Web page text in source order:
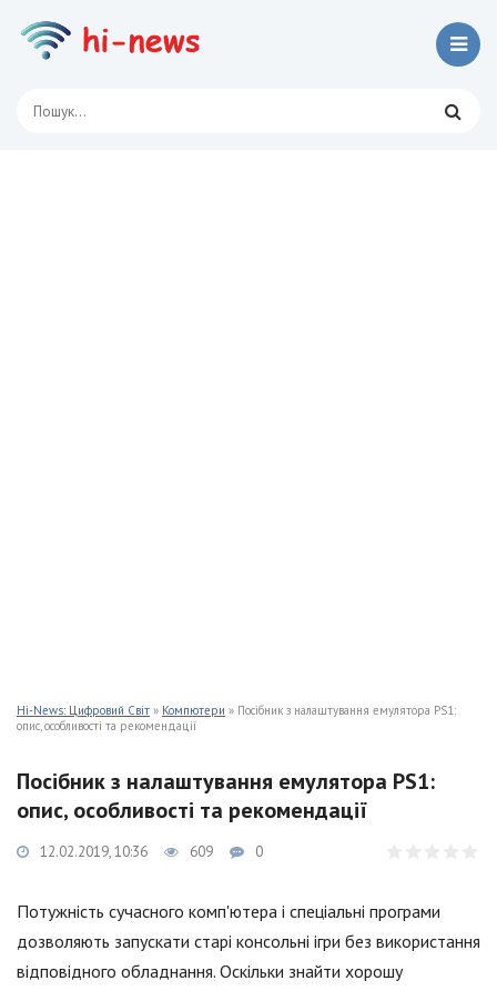
Hi-News: Цифровий Світ » Компютери » Посібник з налаштування емулятора PS1:
опис, особливості та рекомендації
Посібник з налаштування емулятора PS1:
опис, особливості та рекомендації
12.02.2019, 10:36 609 0
Потужність сучасного комп'ютера і спеціальні програми
дозволяють запускати старі консольні ігри без використання
відповідного обладнання. Оскільки знайти хорошу